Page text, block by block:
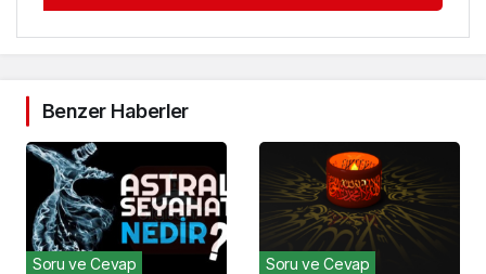
Benzer Haberler
Soru ve Cevap Soru ve Cevap